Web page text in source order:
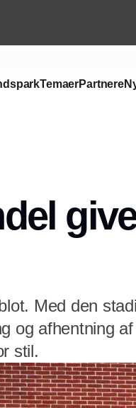
TemaerPartnere
Med den
og afhentning
stil.